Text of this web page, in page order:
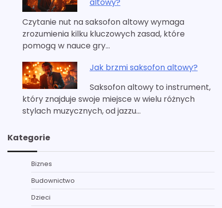
Czytanie nut na saksofon altowy wymaga
zrozumienia kilku kluczowych zasad, które
pomogą w nauce gry…
Jak brzmi saksofon altowy?
Saksofon altowy to instrument,
który znajduje swoje miejsce w wielu różnych
stylach muzycznych, od jazzu…
Kategorie
Biznes
Budownictwo
Dzieci